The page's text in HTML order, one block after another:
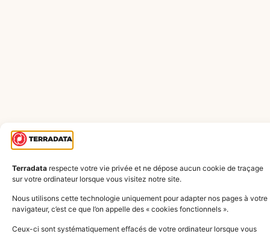
Terradata respecte votre vie privée et ne dépose aucun cookie de traçage
sur votre ordinateur lorsque vous visitez notre site.
Nous utilisons cette technologie uniquement pour adapter nos pages à votre
navigateur, c’est ce que l’on appelle des « cookies fonctionnels ».
Ceux-ci sont systématiquement effacés de votre ordinateur lorsque vous